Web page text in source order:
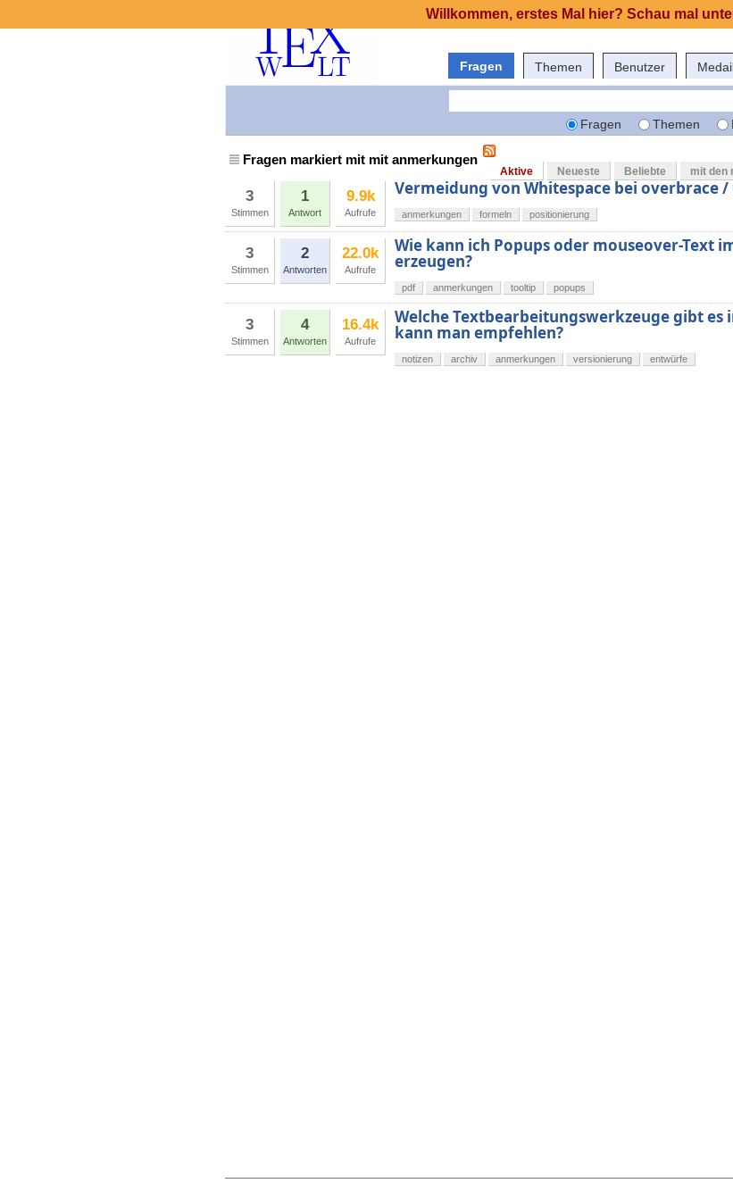
Fragen Themen Benutzer
Fragen Themen
Fragen markiert mit mit anmerkungen
Aktive Neueste Beliebte mit den
3
Stimmen
1
Antwort
9.9k
Aufrufe
Vermeidung von Whitespace bei overbrace
anmerkungen formeln positionierung
3
Stimmen
2
Antworten
22.0k
Aufrufe
Wie kann ich Popups oder mouseover-Text
erzeugen?
pdf anmerkungen tooltip popups
3
Stimmen
4
Antworten
16.4k
Aufrufe
Welche Textbearbeitungswerkzeuge gibt es
kann man empfehlen?
notizen archiv anmerkungen versionierung entwürfe
Willkommen, erstes Mal hier? Schau mal